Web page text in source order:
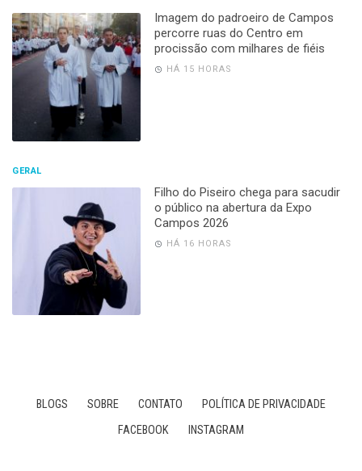
Imagem do padroeiro de Campos
percorre ruas do Centro em
procissão com milhares de fiéis
HÁ 15 HORAS
GERAL
Filho do Piseiro chega para sacudir
o público na abertura da Expo
Campos 2026
HÁ 16 HORAS
BLOGS SOBRE CONTATO
POLÍTICA DE PRIVACIDADE
FACEBOOK
INSTAGRAM